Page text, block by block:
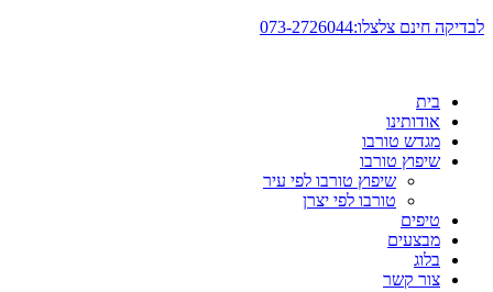
דלג
לבדיקה חינם צלצלו:073-2726044
בית
אודותינו
מגדש טורבו
שיפוץ טורבו
שיפוץ טורבו לפי עיר
טורבו לפי יצרן
טיפים
מבצעים
בלוג
צור קשר